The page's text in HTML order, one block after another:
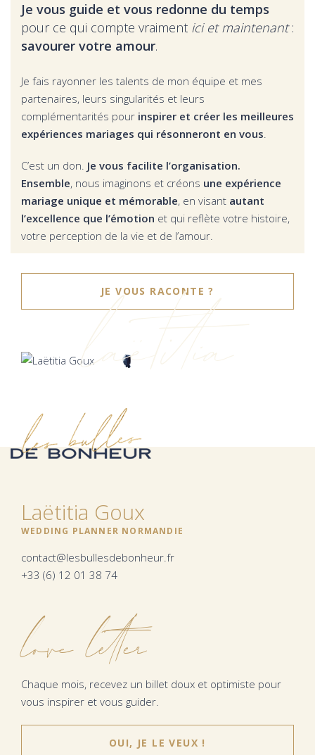
Je vous guide et vous redonne du temps
pour ce qui compte vraiment ici et maintenant:
savourer votre amour.
Je fais rayonner les talents de mon équipe et mes
partenaires, leurs singularités et leurs
complémentarités pour inspirer et créer les meilleures
expériences mariages qui résonneront en vous.
C’est un don. Je vous facilite l’organisation.
Ensemble, nous imaginons et créons une expérience
mariage unique et mémorable, en visant autant
l’excellence que l’émotion et qui reflète votre histoire,
votre perception de la vie et de l’amour.
JE VOUS RACONTE ?
laëtitia
Laëtitia Goux
WEDDING PLANNER NORMANDIE
contact@lesbullesdebonheur.fr
+33 (6) 12 01 38 74
love letter
Chaque mois, recevez un billet doux et optimiste pour
vous inspirer et vous guider.
OUI, JE LE VEUX !